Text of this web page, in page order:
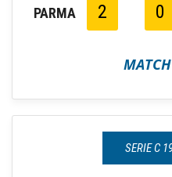
PARMA 2 0
SERIE C